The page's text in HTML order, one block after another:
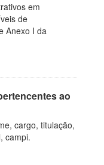
em
de
Anexo I da
ao
cargo, titulação,
campi.